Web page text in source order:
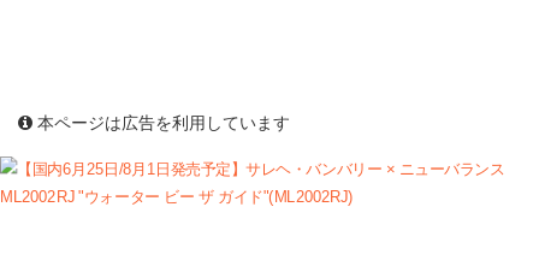
本ページは広告を利用しています